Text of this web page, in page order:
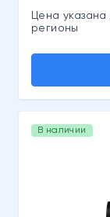
Цена
регионы
В наличии